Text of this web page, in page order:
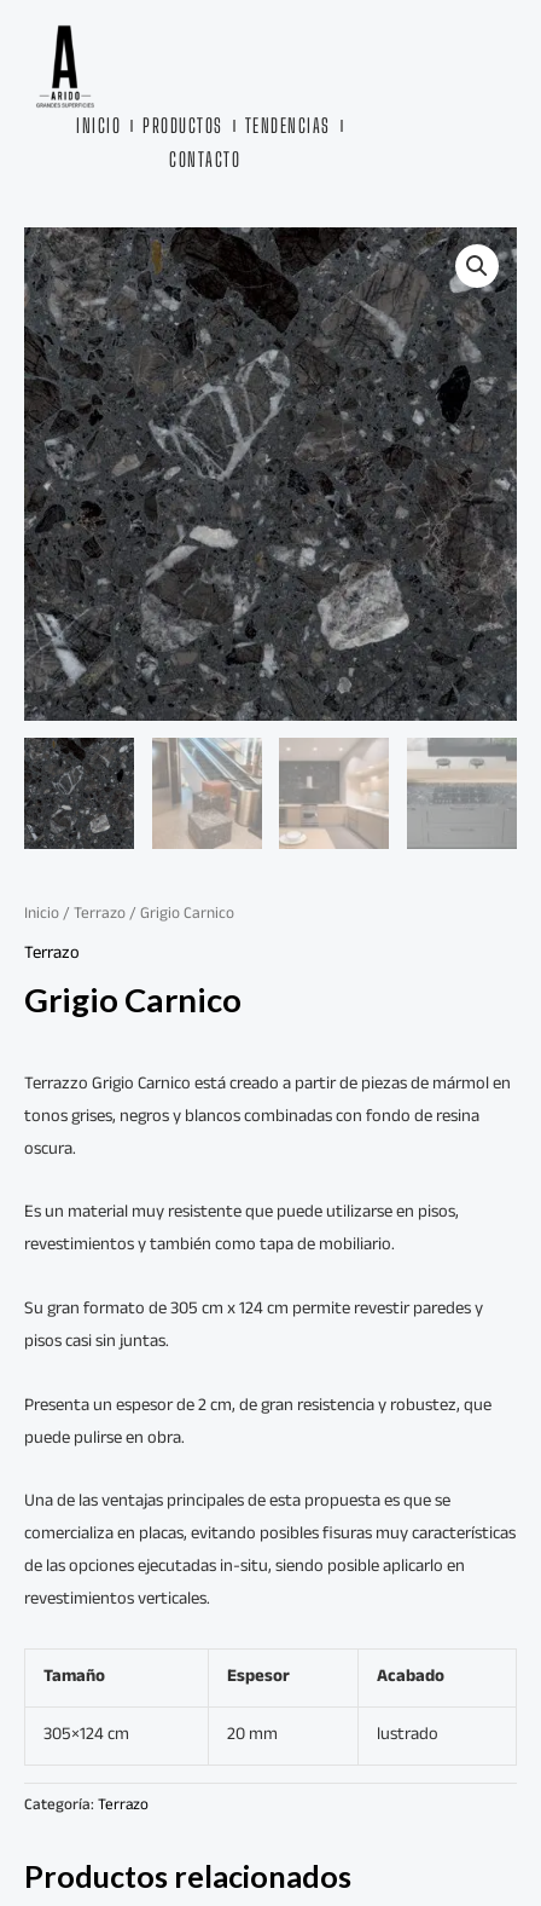
contenido
INICIO PRODUCTOS
TENDENCIAS
CONTACTO
Inicio/Terrazo/ Grigio Carnico
Terrazo
Grigio Carnico
Terrazzo Grigio Carnico está creado a partir de piezas de mármol en
tonos grises, negros y blancos combinadas con fondo de resina
oscura.
Es un material muy resistente que puede utilizarse en pisos,
revestimientos y también como tapa de mobiliario.
Su gran formato de 305 cm x 124 cm permite revestir paredes y
pisos casi sin juntas.
Presenta un espesor de 2 cm, de gran resistencia y robustez, que
puede pulirse en obra.
Una de las ventajas principales de esta propuesta es que se
comercializa en placas, evitando posibles fisuras muy características
de las opciones ejecutadas in-situ, siendo posible aplicarlo en
revestimientos verticales.
Tamaño Espesor
Acabado
305×124 cm
20 mm lustrado
Categoría:Terrazo
Productos relacionados